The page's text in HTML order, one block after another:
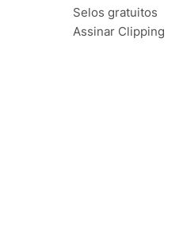
Selos gratuitos
Assinar Clipping